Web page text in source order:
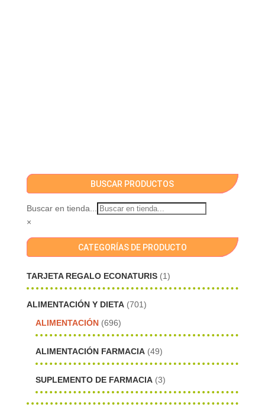
BUSCAR PRODUCTOS
Buscar en tienda...
×
CATEGORÍAS DE PRODUCTO
TARJETA REGALO ECONATURIS (1)
ALIMENTACIÓN Y DIETA (701)
ALIMENTACIÓN (696)
ALIMENTACIÓN FARMACIA (49)
SUPLEMENTO DE FARMACIA (3)